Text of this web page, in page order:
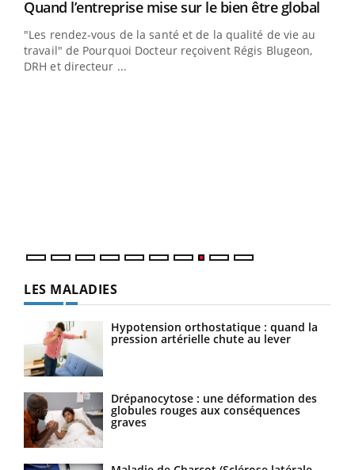
Youtube
Quand l’entreprise mise sur le bien être global
"Les rendez-vous de la santé et de la qualité de vie au
travail" de Pourquoi Docteur reçoivent Régis Blugeon,
DRH et directeur ...
LES MALADIES
Hypotension orthostatique : quand la
pression artérielle chute au lever
Drépanocytose : une déformation des
globules rouges aux conséquences
graves